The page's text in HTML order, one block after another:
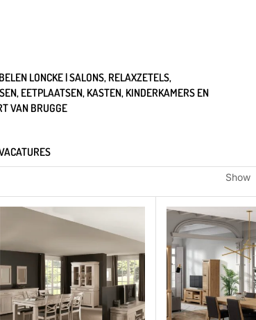
LONCKE | SALONS, RELAXZETELS,
EETPLAATSEN, KASTEN, KINDERKAMERS EN
VAN BRUGGE
Show